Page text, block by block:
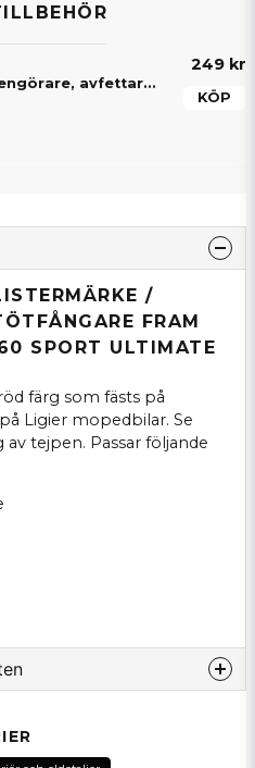
Cleaner Activator – rengörare, avfettare och aktivator för mopedbil
249 kr
KÖP
/
FRAM
SPORT ULTIMATE
färg som fästs på
Ligier mopedbilar. Se
tejpen. Passar följande